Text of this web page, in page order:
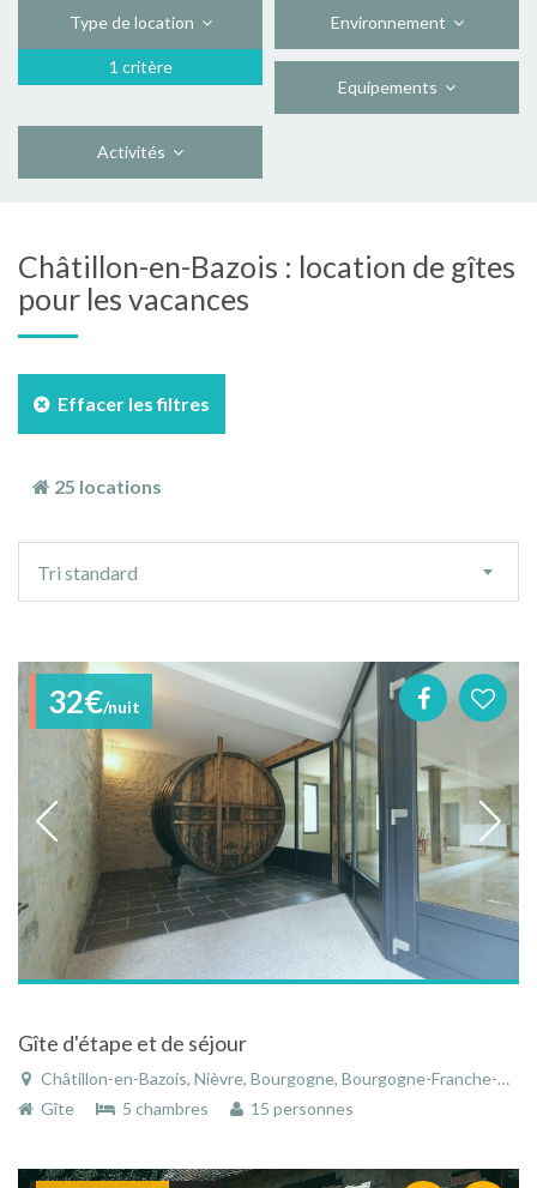
Type de location
1 critère
Environnement
Equipements
Activités
Châtillon-en-Bazois : location de gîtes
pour les vacances
Effacer les filtres
25 locations
tri
Tri standard
32€/nuit
Gîte d'étape et de séjour
Châtillon-en-Bazois, Nièvre, Bourgogne, Bourgogne-Franche-Comté, France
Gîte
5 chambres 15 personnes